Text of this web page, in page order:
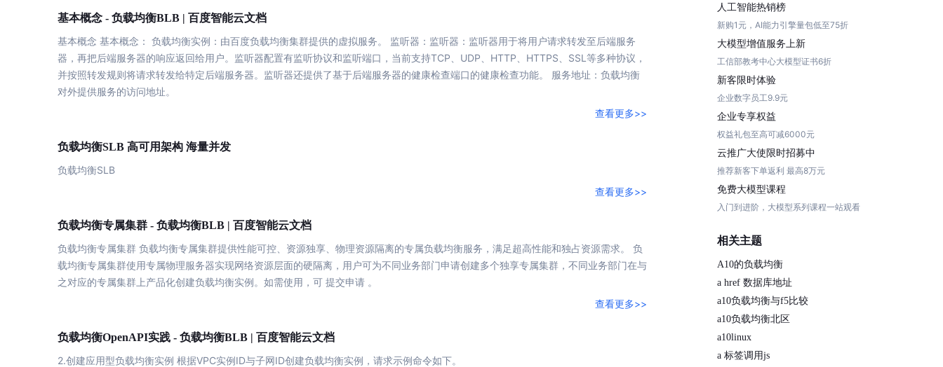
MCP组件
百度搜索
25年搜索沉淀，权威高质多模态信源
智能生成PPT
智能大纲汇总，文库资源沉淀
精选Agent
全能AI助手
内置多种AI助手常见能力，深入理解用户意图，智能调度多种MCP工具
自主规划Agent
自主思考并规划任务，适用于基础或日常的业务流程
百度胜算·数据智能平台
基于业务本体驱动的企业数据智能平台
全功能AI开发平台BML
提供一站式AI开发、训练及推理环境，
AI原生应用
全球领先的可商用自我演化超级智能体
百度智能云数字员工
百度智能云客悦
大模型驱动的服务营销一体化AI应用
构建“1+1+5+∞”政务大模型原生产品体系
百度智能云灵医
百度百舸·AI计算平台
千帆一体机
AI安全护栏
多模态大模型的安全围栏，助力企业内容合规
面向企业客户在游戏、营销、直播、办公等场景提供高效稳定的一站式解决方案 基于大模型zero-shot技术，随时随地录制数秒音频 万能AI助手，让想法直接发生
基本概念 - 负载均衡BLB | 百度智能云文档
基本概念 基本概念： 负载均衡实例：由百度负载均衡集群提供的虚拟服务。 监听器：监听器：监听器用于将用户请求转发至后端服务
器，再把后端服务器的响应返回给用户。监听器配置有监听协议和监听端口，当前支持TCP、UDP、HTTP、HTTPS、SSL等多种协议，
并按照转发规则将请求转发给特定后端服务器。监听器还提供了基于后端服务器的健康检查端口的健康检查功能。 服务地址： 负载均衡
对外提供服务的访问地址。
查看更多>>
负载均衡SLB 高可用架构 海量并发
负载均衡SLB
查看更多>>
负载均衡专属集群 - 负载均衡BLB | 百度智能云文档
负载均衡专属集群 负载均衡专属集群提供性能可控、资源独享、物理资源隔离的专属负载均衡服务，满足超高性能和独占资源需求。 负
载均衡专属集群使用专属物理服务器实现网络资源层面的硬隔离，用户可为不同业务部门申请创建多个独享专属集群，不同业务部门在与
之对应的专属集群上产品化创建负载均衡实例。如需使用，可 提交申请 。
查看更多>>
负载均衡OpenAPI实践 - 负载均衡BLB | 百度智能云文档
2.创建应用型负载均衡实例 根据VPC实例ID与子网ID创建负载均衡实例，请求示例命令如下。
人工智能热销榜
新购1元，AI能力引擎量包低至75折
大模型增值服务上新
工信部教考中心大模型证书6折
新客限时体验
企业数字员工9.9元
企业专享权益
权益礼包至高可减6000元
云推广大使限时招募中
推荐新客下单返利 最高8万元
免费大模型课程
入门到进阶，大模型系列课程一站观看
相关主题
A10的负载均衡
a href 数据库地址
a10负载均衡与f5比较
a10负载均衡北区
a10linux
a 标签调用js